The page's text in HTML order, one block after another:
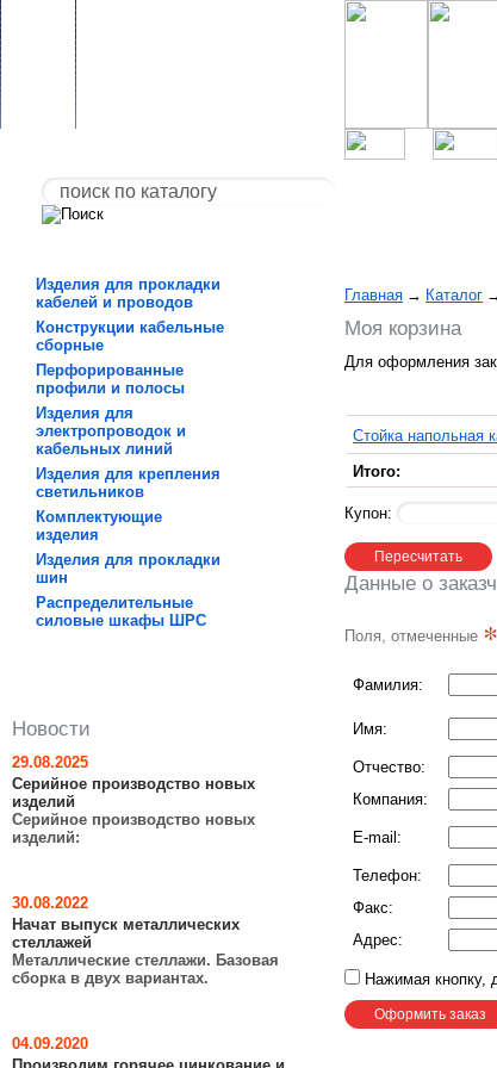
Изделия для прокладки
кабелей и проводов
Конструкции кабельные
сборные
Перфорированные
профили и полосы
Изделия для
электропроводок и
кабельных линий
Изделия для крепления
светильников
Комплектующие
изделия
Изделия для прокладки
шин
Распределительные
силовые шкафы ШРC
Новости
29.08.2025
Серийное производство новых
изделий
Серийное производство новых
изделий:
30.08.2022
Начат выпуск металлических
стеллажей
Металлические стеллажи. Базовая
сборка в двух вариантах.
04.09.2020
Главная → Каталог
Моя корзина
Для оформления
Стойка напольная
Итого:
Купон:
Данные о
Поля, отмеченные *
Фамилия:
Имя:
Отчество:
Компания:
E-mail:
Телефон:
Факс:
Адрес:
Нажимая кнопку,